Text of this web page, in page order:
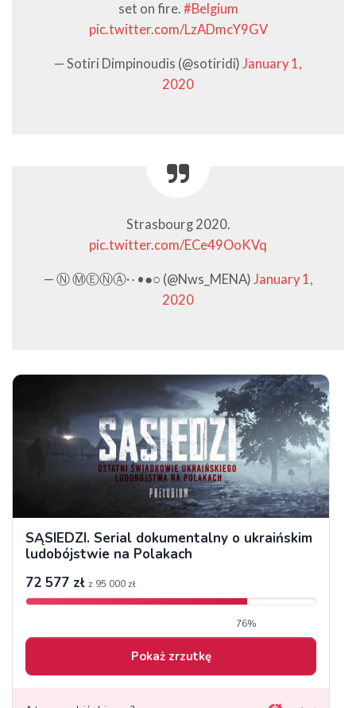
set on fire. #Belgium
pic.twitter.com/LzADmcY9GV
— Sotiri Dimpinoudis (@sotiridi) January 1,
2020
Strasbourg 2020.
pic.twitter.com/ECe49OoKVq
— Ⓝ ⓂⒺⓃⒶ·۰•●○ (@Nws_MENA) January 1,
2020